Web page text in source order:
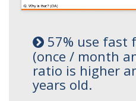
57% use fast
(once / month
ratio is higher
years old.